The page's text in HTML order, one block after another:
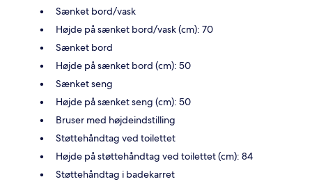
Sænket bord/vask
Højde på sænket bord/vask (cm): 70
Sænket bord
Højde på sænket bord (cm): 50
Sænket seng
Højde på sænket seng (cm): 50
Bruser med højdeindstilling
Støttehåndtag ved toilettet
Højde på støttehåndtag ved toilettet (cm): 84
Støttehåndtag i badekarret